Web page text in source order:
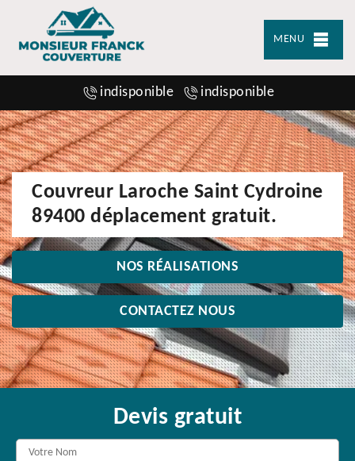
MENU
indisponible indisponible
Couvreur Laroche Saint Cydroine
89400 déplacement gratuit.
NOS RÉALISATIONS
CONTACTEZ NOUS
Devis gratuit